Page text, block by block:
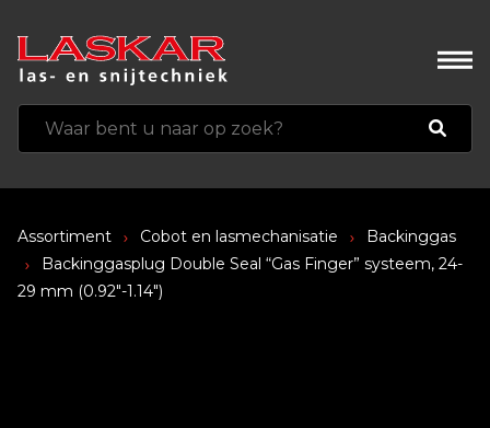
Assortiment Cobot en lasmechanisatie
Backinggas
Backinggasplug Double Seal “Gas Finger” systeem, 24-
29 mm (0.92″-1.14″)